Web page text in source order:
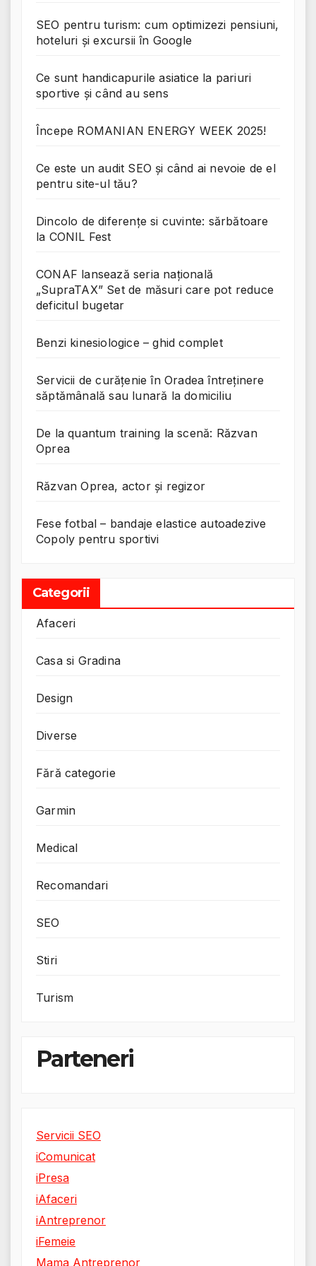
SEO pentru turism: cum optimizezi pensiuni,
hoteluri și excursii în Google
Ce sunt handicapurile asiatice la pariuri
sportive și când au sens
Începe ROMANIAN ENERGY WEEK 2025!
Ce este un audit SEO și când ai nevoie de el
pentru site-ul tău?
Dincolo de diferențe si cuvinte: sărbătoare
la CONIL Fest
CONAF lansează seria națională
„SupraTAX” Set de măsuri care pot reduce
deficitul bugetar
Benzi kinesiologice – ghid complet
Servicii de curățenie în Oradea întreținere
săptămânală sau lunară la domiciliu
De la quantum training la scenă: Răzvan
Oprea
Răzvan Oprea, actor și regizor
Fese fotbal – bandaje elastice autoadezive
Copoly pentru sportivi
Categorii
Afaceri
Casa si Gradina
Design
Diverse
Fără categorie
Garmin
Medical
Recomandari
SEO
Stiri
Turism
Parteneri
Servicii SEO
iComunicat
iPresa
iAfaceri
iAntreprenor
iFemeie
Mama Antreprenor